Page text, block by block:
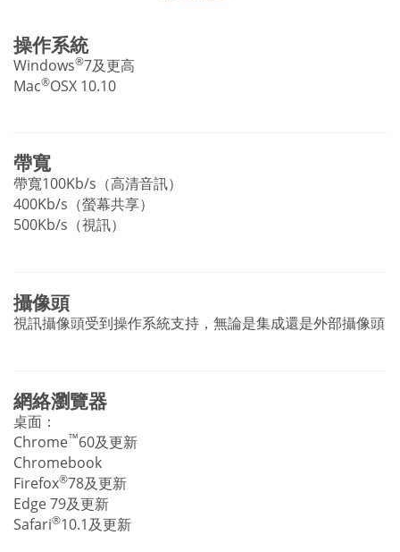
操作系統
Windows®7及更高
Mac®OSX 10.10
帶寬
帶寬100Kb/s（高清音訊）
400Kb/s（螢幕共享）
500Kb/s（視訊）
攝像頭
視訊攝像頭受到操作系統支持，無論是集成還是外部攝像頭
網絡瀏覽器
桌面：
Chrome™60及更新
Chromebook
Firefox®78及更新
Edge 79及更新
Safari®10.1及更新